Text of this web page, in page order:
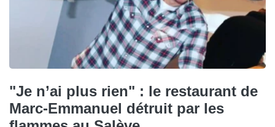
"Je n’ai plus rien" : le restaurant de
Marc-Emmanuel détruit par les